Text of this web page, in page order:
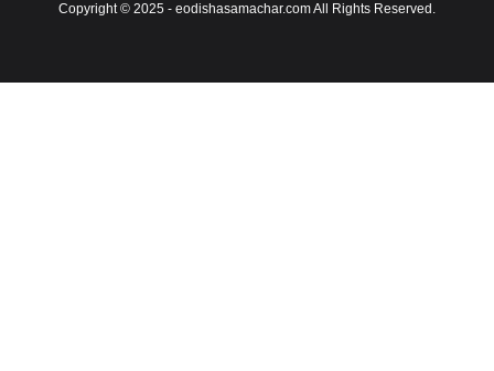
Copyright © 2025 - eodishasamachar.com All Rights Reserved.